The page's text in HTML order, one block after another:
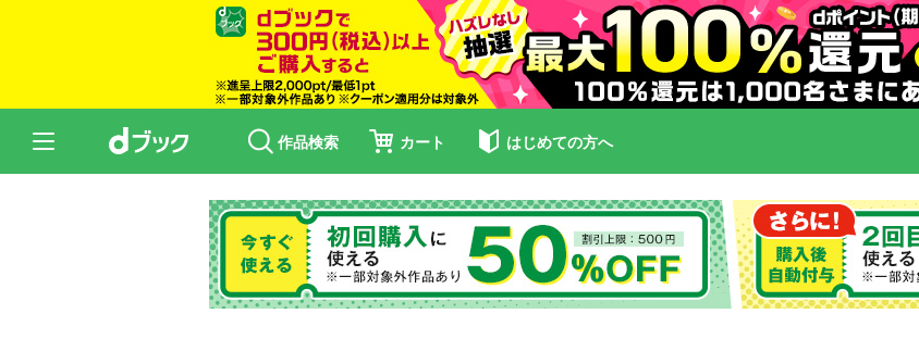
作品検索 カート はじめての方へ